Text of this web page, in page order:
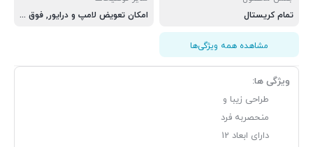
تمام کریستال
امکان تعویض لامپ و درایور, فوق کم مصرف
مشاهده همه ویژگی‌ها
ویژگی ها:
طراحی زیبا و
منحصربه فرد